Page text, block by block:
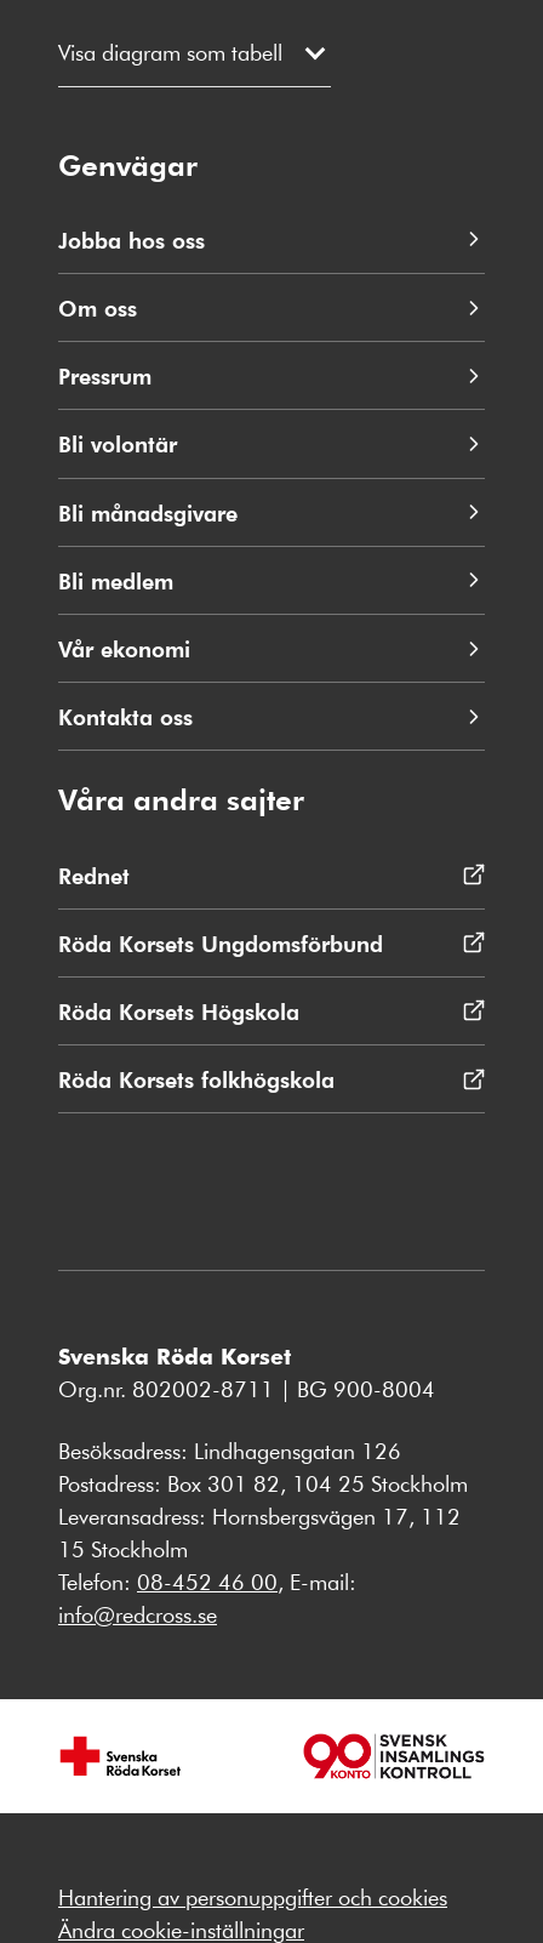
Visa diagram som tabell
Genvägar
Jobba hos oss
Om oss
Pressrum
Bli volontär
Bli månadsgivare
Bli medlem
Vår ekonomi
Kontakta oss
Våra andra sajter
Rednet
i
nytt
fönster
Röda Korsets Ungdomsförbund Öppnas
i
Röda Korsets Högskola
i
nytt
fönster
Röda Korsets folkhögskola
i
Svenska Röda Korset
Org.nr. 802002-8711 | BG 900-8004
Besöksadress: Lindhagensgatan 126
Postadress: Box 301 82, 104 25 Stockholm
Leveransadress: Hornsbergsvägen 17, 112
15 Stockholm
Telefon: 08-452 46 00, E-mail:
info@redcross.se
Hantering av personuppgifter och cookies
Ändra cookie-inställningar